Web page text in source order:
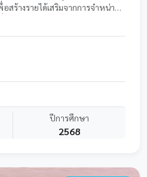
สร้างรายได้เสริมจากการจำหน่าย
ย
ปีการศึกษา
2568